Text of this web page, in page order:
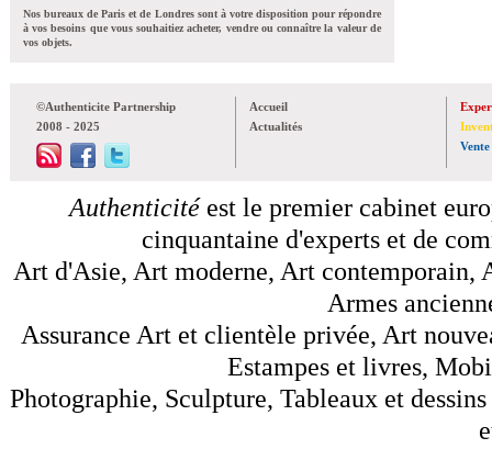
Nos bureaux de Paris et de Londres sont à votre disposition pour répondre
à vos besoins que vous souhaitiez acheter, vendre ou connaître la valeur de
vos objets.
©Authenticite Partnership
2008 - 2025
Accueil
Actualités
Vente
Authenticitéest le premier cabinet
cinquantaine d'experts et de
Art d'Asie, Art moderne, Art contemporain,
Armes
Assurance Art et clientèle privée, Art
Estampes et livres,
Photographie, Sculpture, Tableaux et